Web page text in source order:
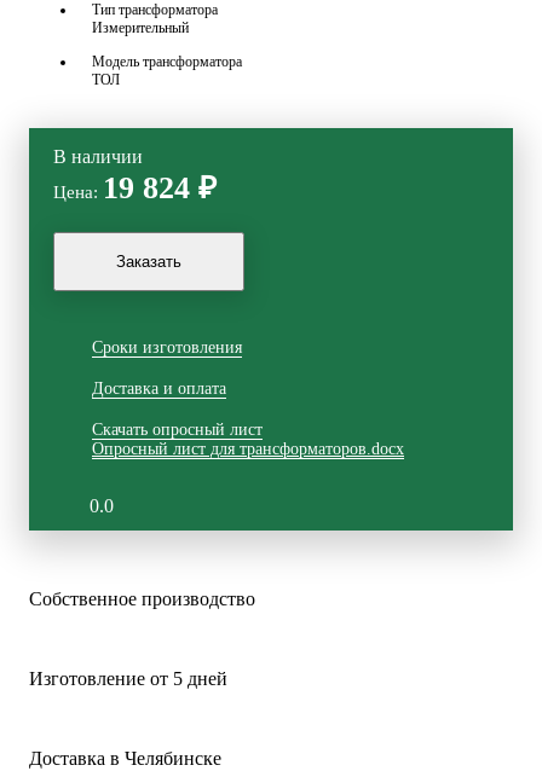
Тип трансформатора
Измерительный
Модель трансформатора
ТОЛ
В наличии
Цена: 19 824 ₽
Сроки изготовления
Доставка и оплата
Скачать опросный лист
Опросный лист для трансформаторов.docx
0.0
Собственное производство
Изготовление от 5 дней
Доставка в Челябинске